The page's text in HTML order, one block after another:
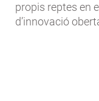
propis reptes en
d’innovació